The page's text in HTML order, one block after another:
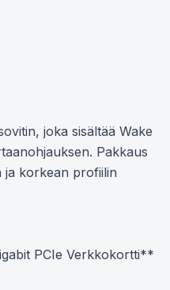
joka sisältää Wake
Pakkaus
ja korkean profiilin
PCIe Verkkokortti**